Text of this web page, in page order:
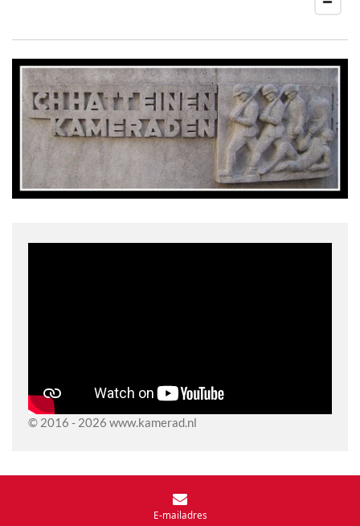
© 2016 - 2026 www.kamerad.nl
E-mailadres